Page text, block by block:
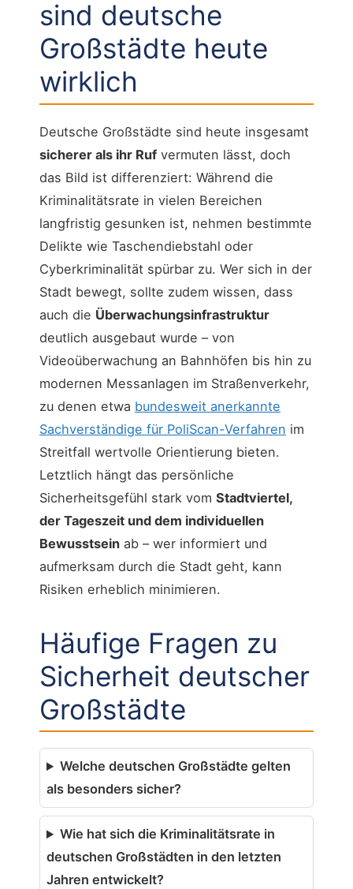
sind deutsche
Großstädte heute
wirklich
Deutsche Großstädte sind heute insgesamt
sicherer als ihr Ruf vermuten lässt, doch
das Bild ist differenziert: Während die
Kriminalitätsrate in vielen Bereichen
langfristig gesunken ist, nehmen bestimmte
Delikte wie Taschendiebstahl oder
Cyberkriminalität spürbar zu. Wer sich in der
Stadt bewegt, sollte zudem wissen, dass
auch die Überwachungsinfrastruktur
deutlich ausgebaut wurde – von
Videoüberwachung an Bahnhöfen bis hin zu
modernen Messanlagen im Straßenverkehr,
zu denen etwa bundesweit anerkannte
Sachverständige für PoliScan-Verfahren im
Streitfall wertvolle Orientierung bieten.
Letztlich hängt das persönliche
Sicherheitsgefühl stark vom Stadtviertel,
der Tageszeit und dem individuellen
Bewusstsein ab – wer informiert und
aufmerksam durch die Stadt geht, kann
Risiken erheblich minimieren.
Häufige Fragen zu
Sicherheit deutscher
Großstädte
Welche deutschen Großstädte gelten
als besonders sicher?
Wie hat sich die Kriminalitätsrate in
deutschen Großstädten in den letzten
Jahren entwickelt?